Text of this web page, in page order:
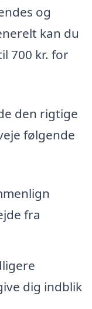
og
kan du
700 kr. for
den rigtige
følgende
fra
dig indblik